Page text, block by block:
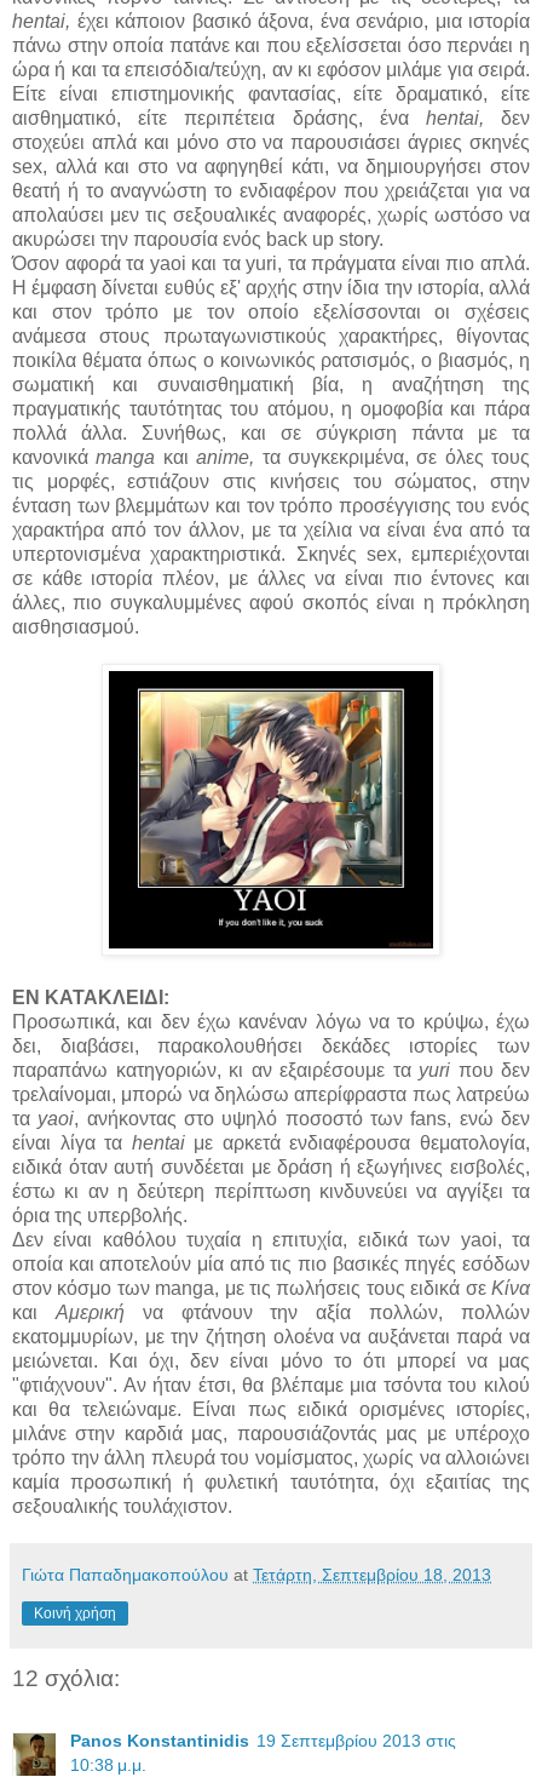
hentai, έχει κάποιον βασικό άξονα, ένα σενάριο, μια ιστορία
πάνω στην οποία πατάνε και που εξελίσσεται όσο περνάει η
ώρα ή και τα επεισόδια/τεύχη, αν κι εφόσον μιλάμε για σειρά.
Είτε είναι επιστημονικής φαντασίας, είτε δραματικό, είτε
αισθηματικό, είτε περιπέτεια δράσης, ένα hentai, δεν
στοχεύει απλά και μόνο στο να παρουσιάσει άγριες σκηνές
sex, αλλά και στο να αφηγηθεί κάτι, να δημιουργήσει στον
θεατή ή το αναγνώστη το ενδιαφέρον που χρειάζεται για να
απολαύσει μεν τις σεξουαλικές αναφορές, χωρίς ωστόσο να
ακυρώσει την παρουσία ενός back up story.
Όσον αφορά τα yaoi και τα yuri, τα πράγματα είναι πιο απλά.
Η έμφαση δίνεται ευθύς εξ' αρχής στην ίδια την ιστορία, αλλά
και στον τρόπο με τον οποίο εξελίσσονται οι σχέσεις
ανάμεσα στους πρωταγωνιστικούς χαρακτήρες, θίγοντας
ποικίλα θέματα όπως ο κοινωνικός ρατσισμός, ο βιασμός, η
σωματική και συναισθηματική βία, η αναζήτηση της
πραγματικής ταυτότητας του ατόμου, η ομοφοβία και πάρα
πολλά άλλα. Συνήθως, και σε σύγκριση πάντα με τα
κανονικάmanga καιanime, τα συγκεκριμένα, σε όλες τους
τις μορφές, εστιάζουν στις κινήσεις του σώματος, στην
ένταση των βλεμμάτων και τον τρόπο προσέγγισης του ενός
χαρακτήρα από τον άλλον, με τα χείλια να είναι ένα από τα
υπερτονισμένα χαρακτηριστικά. Σκηνές sex, εμπεριέχονται
σε κάθε ιστορία πλέον, με άλλες να είναι πιο έντονες και
άλλες, πιο συγκαλυμμένες αφού σκοπός είναι η πρόκληση
αισθησιασμού.
ΕΝ ΚΑΤΑΚΛΕΙΔΙ:
Προσωπικά, και δεν έχω κανέναν λόγω να το κρύψω, έχω
δει, διαβάσει, παρακολουθήσει δεκάδες ιστορίες των
παραπάνω κατηγοριών, κι αν εξαιρέσουμε τα yuri που δεν
τρελαίνομαι, μπορώ να δηλώσω απερίφραστα πως λατρεύω
τα yaoi, ανήκοντας στο υψηλό ποσοστό των fans, ενώ δεν
είναι λίγα τα hentai με αρκετά ενδιαφέρουσα θεματολογία,
ειδικά όταν αυτή συνδέεται με δράση ή εξωγήινες εισβολές,
έστω κι αν η δεύτερη περίπτωση κινδυνεύει να αγγίξει τα
όρια της υπερβολής.
Δεν είναι καθόλου τυχαία η επιτυχία, ειδικά των yaoi, τα
οποία και αποτελούν μία από τις πιο βασικές πηγές εσόδων
στον κόσμο των manga, με τις πωλήσεις τους ειδικά σεΚίνα
και Αμερική να φτάνουν την αξία πολλών, πολλών
εκατομμυρίων, με την ζήτηση ολοένα να αυξάνεται παρά να
μειώνεται. Και όχι, δεν είναι μόνο το ότι μπορεί να μας
"φτιάχνουν". Αν ήταν έτσι, θα βλέπαμε μια τσόντα του κιλού
και θα τελειώναμε. Είναι πως ειδικά ορισμένες ιστορίες,
μιλάνε στην καρδιά μας, παρουσιάζοντάς μας με υπέροχο
τρόπο την άλλη πλευρά του νομίσματος, χωρίς να αλλοιώνει
καμία προσωπική ή φυλετική ταυτότητα, όχι εξαιτίας της
σεξουαλικής τουλάχιστον.
Γιώτα Παπαδημακοπούλου at Τετάρτη, Σεπτεμβρίου 18, 2013
Κοινή χρήση
12 σχόλια:
Panos Konstantinidis 19 Σεπτεμβρίου 2013 στις
10:38 μ.μ.